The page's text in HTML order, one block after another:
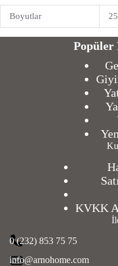
Boyutlar
KVKK
0 (232) 853 75 75
info@arnohome.com